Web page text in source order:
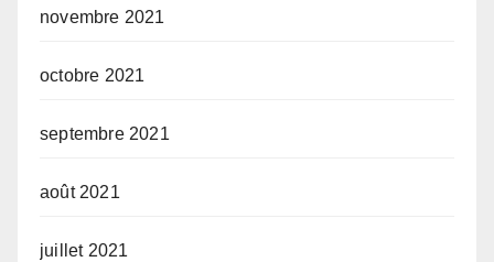
novembre 2021
octobre 2021
septembre 2021
août 2021
juillet 2021